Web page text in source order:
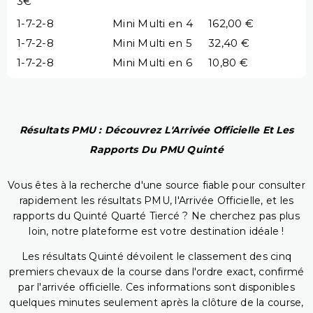
1-7-2-8
Mini Multi en 4
162,00 €
1-7-2-8
Mini Multi en 5
32,40 €
1-7-2-8
Mini Multi en 6 10,80 €
Résultats PMU : Découvrez L'Arrivée Officielle Et Les
Rapports Du PMU Quinté
Vous êtes à la recherche d'une source fiable pour consulter
rapidement les résultats PMU, l'Arrivée Officielle, et les
rapports du Quinté Quarté Tiercé ? Ne cherchez pas plus
loin, notre plateforme est votre destination idéale !
Les résultats Quinté dévoilent le classement des cinq
premiers chevaux de la course dans l'ordre exact, confirmé
par l'arrivée officielle. Ces informations sont disponibles
quelques minutes seulement après la clôture de la course,